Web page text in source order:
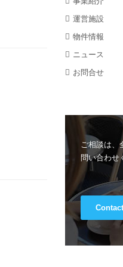
運営施設
物件情報
ニュース
お問合せ
ご相談は、
問い合わせ